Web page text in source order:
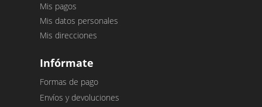
Mis pagos
Mis datos personales
Mis direcciones
Infórmate
Formas de pago
Envíos y devoluciones